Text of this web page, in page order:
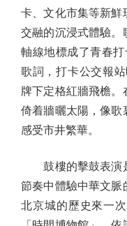
卡、文化市集等新鮮
交融的沉浸式體驗。
軸線地標成了青春
歌詞，打卡公交報
牌下定格紅牆飛檐。
倚着牆曬太陽，像歌
感受市井繁華。
鼓樓的擊鼓表演是
節奏中體驗中華文脈
北京城的歷史來一